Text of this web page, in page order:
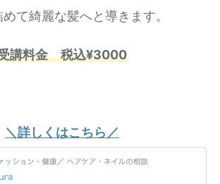
て綺麗な髪へと導きます。
講料金 税込¥3000
＼詳しくはこちら／